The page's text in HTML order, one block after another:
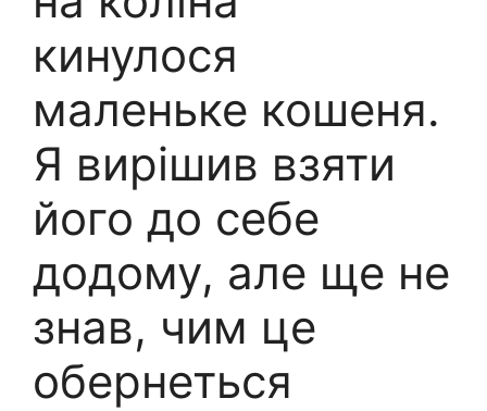
кинулося
маленьке кошеня.
Я вирішив взяти
його до себе
додому, але ще не
знав, чим це
обернеться